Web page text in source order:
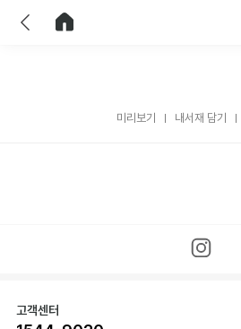
미리보기 내서재 담기
고객센터